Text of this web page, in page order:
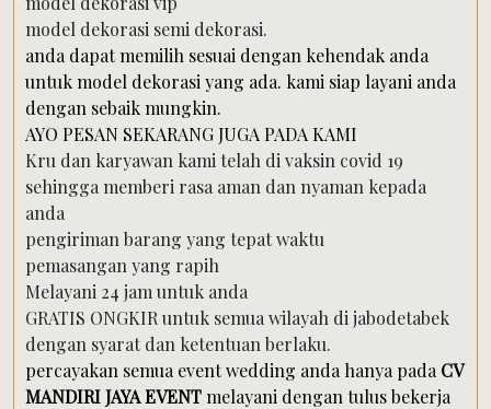
model dekorasi semi dekorasi.
anda dapat memilih sesuai dengan kehendak anda
untuk model dekorasi yang ada. kami siap layani anda
dengan sebaik mungkin.
AYO PESAN SEKARANG JUGA PADA KAMI
Kru dan karyawan kami telah di vaksin covid 19
sehingga memberi rasa aman dan nyaman kepada
anda
pengiriman barang yang tepat waktu
pemasangan yang rapih
Melayani 24 jam untuk anda
GRATIS ONGKIR untuk semua wilayah di jabodetabek
dengan syarat dan ketentuan berlaku.
percayakan semua event wedding anda hanya pada CV
MANDIRIJAYA EVENTmelayani dengan tulus bekerja